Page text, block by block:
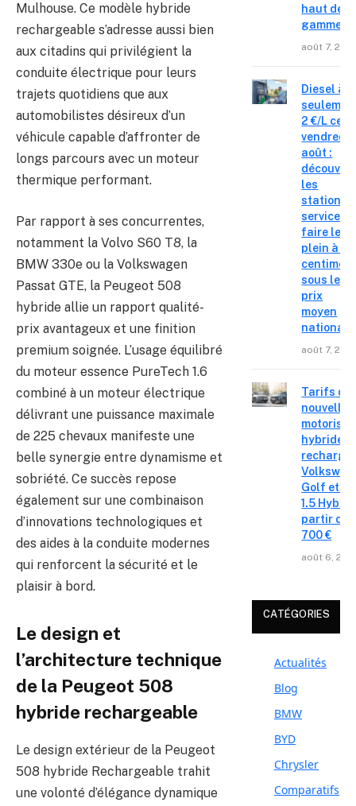
Mulhouse. Ce modèle hybride
rechargeable s’adresse aussi bien
aux citadins qui privilégient la
conduite électrique pour leurs
trajets quotidiens que aux
automobilistes désireux d’un
véhicule capable d’affronter de
longs parcours avec un moteur
thermique performant.
Par rapport à ses concurrentes,
notamment la Volvo S60 T8, la
BMW 330e ou la Volkswagen
Passat GTE, la Peugeot 508
hybride allie un rapport qualité-
prix avantageux et une finition
premium soignée. L’usage équilibré
du moteur essence PureTech 1.6
combiné à un moteur électrique
délivrant une puissance maximale
de 225 chevaux manifeste une
belle synergie entre dynamisme et
sobriété. Ce succès repose
également sur une combinaison
d’innovations technologiques et
des aides à la conduite modernes
qui renforcent la sécurité et le
plaisir à bord.
Le design et
l’architecture technique
de la Peugeot 508
hybride rechargeable
Le design extérieur de la Peugeot
508 hybride Rechargeable trahit
une volonté d’élégance dynamique
haut de
gamme
août 7,
Diesel à
2 €/L ce
vendredi
août :
les
stations-
service où
faire le
plein à 19
centimes
sous le
prix
moyen
national
août 7,
Tarifs
nouvelles
hybrides
Golf et T-
1.5 Hybrid
partir de
700 €
août 6,
CATÉGORIES
Actualités
Blog
BMW
BYD
Chrysler
Comparatifs